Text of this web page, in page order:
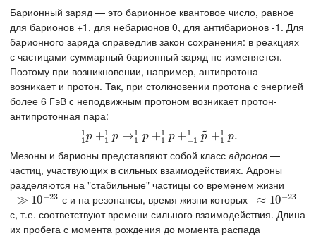
Барионный заряд — это барионное квантовое число, равное
для барионов +1, для небарионов 0, для антибарионов -1. Для
барионного заряда справедлив закон сохранения: в реакциях
с частицами суммарный барионный заряд не изменяется.
Поэтому при возникновении, например, антипротона
возникает и протон. Так, при столкновении протона с энергией
более 6 ГэВ с неподвижным протоном возникает протон-
антипротонная пара:
1
1p +1
1 p →1
1 p +1
1 p + 1
−1 p
~ +1
1 p.
11p+1 1p →11 p+11p+ −11 p ~+ 11p .
Мезоны и барионы представляют собой класс адронов —
частиц, участвующих в сильных взаимодействиях. Адроны
разделяются на "стабильные" частицы со временем жизни
≫ 10−23
≫10−23 с и на резонансы, время жизни которых ≈ 10−23
≈10−23
с, т.е. соответствуют времени сильного взаимодействия. Длина
их пробега с момента рождения до момента распада